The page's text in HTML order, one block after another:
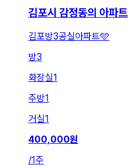
김포시 감정동의 아파트
김포방3공실아파트🩵
방3
화장실1
주방1
거실1
400,000원
/1주